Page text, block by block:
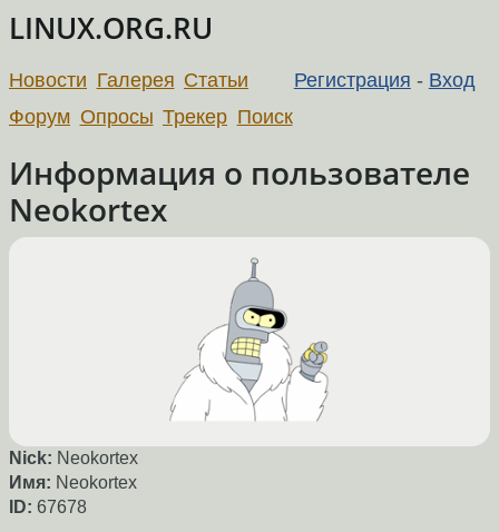
LINUX.ORG.RU
Регистрация - Вход
Новости Галерея Статьи
Форум Опросы Трекер Поиск
Информация о пользователе
Neokortex
Nick: Neokortex
Имя: Neokortex
ID: 67678